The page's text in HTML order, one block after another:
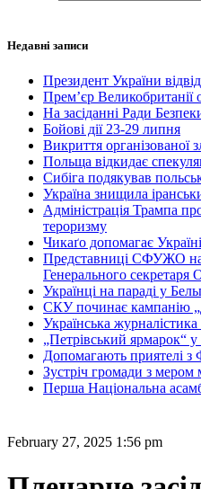
Недавні записи
Президент України
Прем’єр Великобританії
На засіданні Ради
Бойові дії 23-29 липня
Викриття організованої
Польща відкидає
Сибіга подякував
Україна знищила
Адміністрація Трампа
тероризму
Чикаґо допомагає Україні
Представниці СФУЖО на
Генерального
Українці на параді у
СКУ починає кампанію
Українська
„Петрівський ярмарок“
Допомагають приятелі з
Зустріч громади з мером
Перша Національна
February 27, 2025 1:56 pm